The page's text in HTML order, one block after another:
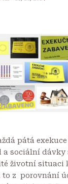
pátá
a sociální dávky
životní situaci
z porovnání